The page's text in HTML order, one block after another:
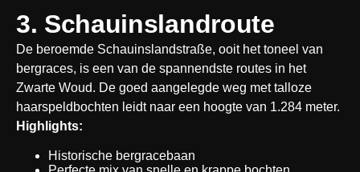
3. Schauinslandroute
De beroemde Schauinslandstraße, ooit het toneel van
bergraces, is een van de spannendste routes in het
Zwarte Woud. De goed aangelegde weg met talloze
haarspeldbochten leidt naar een hoogte van 1.284 meter.
Highlights:
Historische bergracebaan